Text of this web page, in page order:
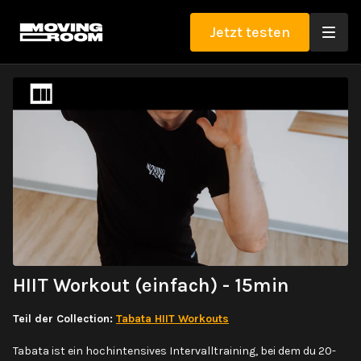
Jetzt testen
HIIT Workout (einfach) - 15min
Teil der Collection: Tabata HIIT Workouts
Tabata ist ein hochintensives Intervalltraining, bei dem du 20-